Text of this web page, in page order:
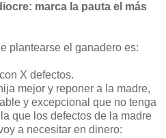
marca la pauta el más
plantearse el ganadero es:
X defectos.
mejor y reponer a la madre,
y excepcional que no tenga
que los defectos de la madre
a necesitar en dinero: